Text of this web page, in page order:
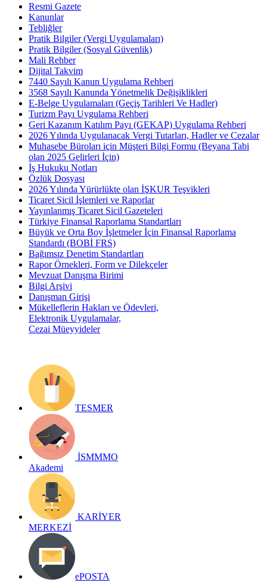
Resmi Gazete
Kanunlar
Tebliğler
Pratik Bilgiler (Vergi Uygulamaları)
Pratik Bilgiler (Sosyal Güvenlik)
Mali Rehber
Dijital Takvim
7440 Sayılı Kanun Uygulama Rehberi
3568 Sayılı Kanunda Yönetmelik Değişiklikleri
E-Belge Uygulamaları (Geçiş Tarihleri Ve Hadler)
Turizm Payı Uygulama Rehberi
Geri Kazanım Katılım Payı (GEKAP) Uygulama Rehberi
2026 Yılında Uygulanacak Vergi Tutarları, Hadler ve Cezalar
Muhasebe Büroları için Müşteri Bilgi Formu (Beyana Tabi
olan 2025 Gelirleri İçin)
İş Hukuku Notları
Özlük Dosyası
2026 Yılında Yürürlükte olan İŞKUR Teşvikleri
Ticaret Sicil İşlemleri ve Raporlar
Yayınlanmış Ticaret Sicil Gazeteleri
Türkiye Finansal Raporlama Standartları
Büyük ve Orta Boy İşletmeler İçin Finansal Raporlama
Standardı (BOBİ FRS)
Bağımsız Denetim Standartları
Rapor Örnekleri, Form ve Dilekçeler
Mevzuat Danışma Birimi
Bilgi Arşivi
Danışman Girişi
Mükelleflerin Hakları ve Ödevleri,
Elektronik Uygulamalar,
Cezai Müeyyideler
TESMER
İSMMMO
Akademi
KARİYER
MERKEZİ
ePOSTA